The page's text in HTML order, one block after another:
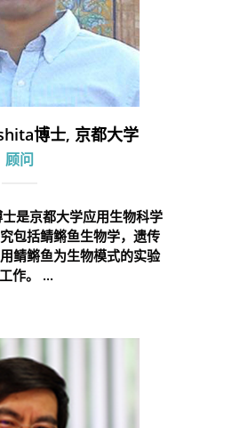
博士, 京都大学
顾问
是京都大学应用生物科学
包括鲭鳉鱼生物学，遗传
鲭鳉鱼为生物模式的实验
作。 ...